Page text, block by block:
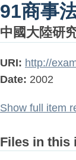
91商事
中國大陸研
URI: http://
Date: 2002
Show full item
Files in this